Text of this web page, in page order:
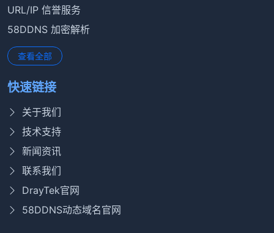
URL/IP 信誉服务
58DDNS 加密解析
查看全部
快速链接
关于我们
技术支持
新闻资讯
联系我们
DrayTek官网
58DDNS动态域名官网